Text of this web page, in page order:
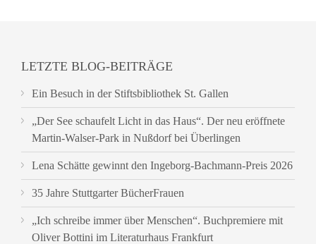
LETZTE BLOG-BEITRÄGE
Ein Besuch in der Stiftsbibliothek St. Gallen
„Der See schaufelt Licht in das Haus“. Der neu eröffnete
Martin-Walser-Park in Nußdorf bei Überlingen
Lena Schätte gewinnt den Ingeborg-Bachmann-Preis 2026
35 Jahre Stuttgarter BücherFrauen
„Ich schreibe immer über Menschen“. Buchpremiere mit
Oliver Bottini im Literaturhaus Frankfurt